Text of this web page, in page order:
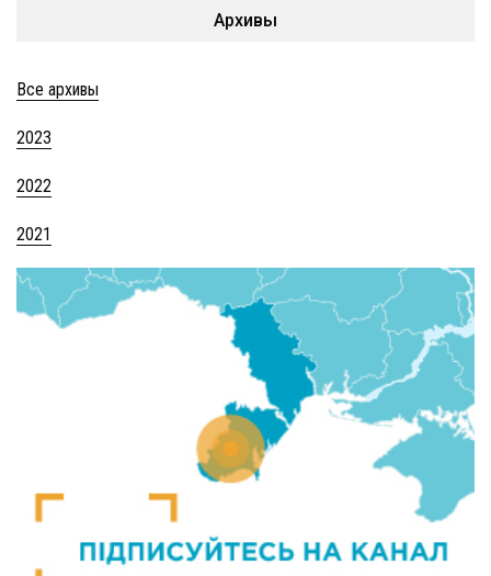
Архивы
Все архивы
2023
2022
2021